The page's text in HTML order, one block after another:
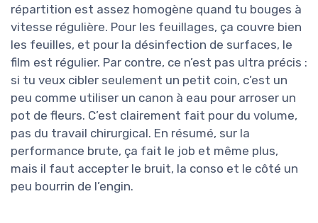
répartition est assez homogène quand tu bouges à
vitesse régulière. Pour les feuillages, ça couvre bien
les feuilles, et pour la désinfection de surfaces, le
film est régulier. Par contre, ce n’est pas ultra précis :
si tu veux cibler seulement un petit coin, c’est un
peu comme utiliser un canon à eau pour arroser un
pot de fleurs. C’est clairement fait pour du volume,
pas du travail chirurgical. En résumé, sur la
performance brute, ça fait le job et même plus,
mais il faut accepter le bruit, la conso et le côté un
peu bourrin de l’engin.